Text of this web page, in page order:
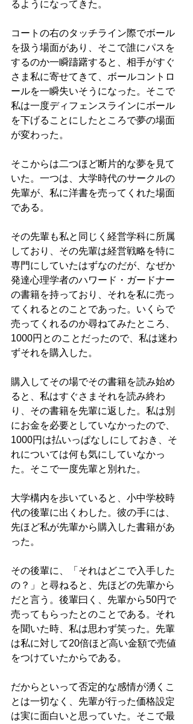
るようになってきた。
コートの右のタッチライン際でボール
を扱う場面があり、そこで誰にパスを
するのか一瞬躊躇すると、相手がすぐ
さま私に寄せてきて、ボールコントロ
ールを一瞬失いそうになった。そこで
私は一度ディフェンスラインにボール
を下げることにしたところで夢の場面
が変わった。
そこからは二つほど断片的な夢を見て
いた。一つは、大学時代のサークルの
先輩が、私に洋書を売ってくれた場面
である。
その先輩も私と同じく経営学科に所属
しており、その先輩は経営戦略を特に
専門にしていたはずなのだが、なぜか
発達心理学者のハワード・ガードナー
の書籍を持っており、それを私に売っ
てくれるとのことであった。いくらで
売ってくれるのか尋ねてみたところ、
1000円とのことだったので、私は迷わ
ずそれを購入した。
購入してその場でその書籍を読み始め
ると、私はすぐさまそれを読み終わ
り、その書籍を先輩に返した。私は別
にお金を必要としていなかったので、
1000円は払いっぱなしにしておき、そ
れについては何も気にしていなかっ
た。そこで一度先輩と別れた。
大学構内を歩いていると、小中学校時
代の後輩に出くわした。彼の手には、
先ほど私が先輩から購入した書籍があ
った。
その後輩に、「それはどこで入手した
の？」と尋ねると、先ほどの先輩から
だと言う。後輩曰く、先輩から50円で
売ってもらったとのことである。それ
を聞いた時、私は思わず笑った。先輩
は私に対して20倍ほど高い金額で売値
をつけていたからである。
だからといって否定的な感情が湧くこ
とは一切なく、先輩が行った価格設定
は実に面白いと思っていた。そこで最